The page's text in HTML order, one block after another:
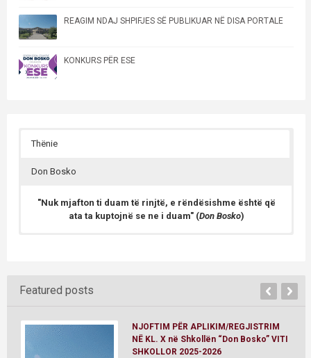
REAGIM NDAJ SHPIFJES SË PUBLIKUAR NË DISA PORTALE
KONKURS PËR ESE
Thënie
Don Bosko
"Nuk mjafton ti duam të rinjtë, e rëndësishme është që
ata ta kuptojnë se ne i duam" (Don Bosko)
Featured posts
NJOFTIM PËR APLIKIM/REGJISTRIM
NË KL. X në Shkollën “Don Bosko” VITI
SHKOLLOR 2025-2026